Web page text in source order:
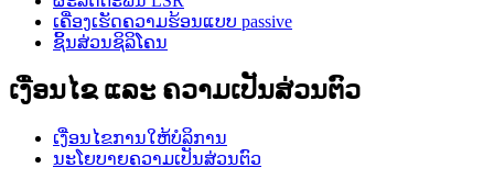
ເຄື່ອງເຮັດຄວາມຮ້ອນແບບ passive
ຊິ້ນສ່ວນຊິລິໂຄນ
ເງື່ອນໄຂ ແລະ ຄວາມເປັນສ່ວນຕົວ
ເງື່ອນໄຂການໃຫ້ບໍລິການ
ນະໂຍບາຍຄວາມເປັນສ່ວນຕົວ